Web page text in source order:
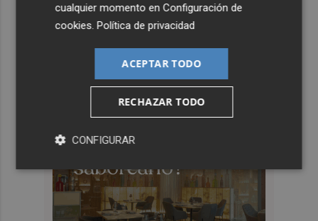
cualquier momento enConfiguración de
cookies.Política de privacidad
ACEPTAR TODO
RECHAZAR TODO
CONFIGURAR